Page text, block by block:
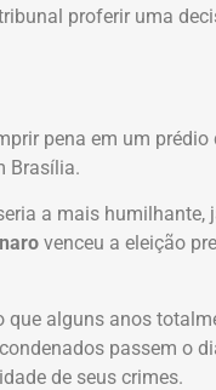
proferir uma
pena em um prédio
Brasília.
a mais humilhante,
venceu a eleição
que alguns anos
passem o
de seus crimes.